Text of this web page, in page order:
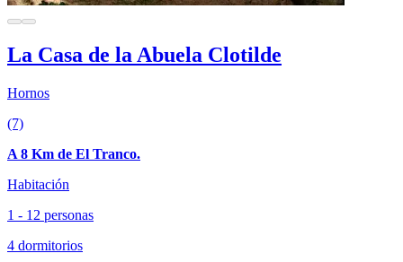
La Casa de la Abuela Clotilde
Hornos
(7)
A 8 Km de El Tranco.
Habitación
1 - 12 personas
4 dormitorios